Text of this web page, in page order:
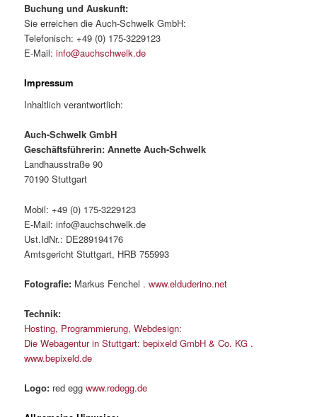
Buchung und Auskunft:
Sie erreichen die Auch-Schwelk GmbH:
Telefonisch: +49 (0) 175-3229123
E-Mail:info@auchschwelk.de
Impressum
Inhaltlich verantwortlich:
Auch-Schwelk GmbH
Geschäftsführerin: Annette Auch-Schwelk
Landhausstraße 90
70190 Stuttgart
Mobil: +49 (0) 175-3229123
E-Mail: info@auchschwelk.de
Ust.IdNr.: DE289194176
Amtsgericht Stuttgart, HRB755993
Fotografie: Markus Fenchel .www.elduderino.net
Technik:
Hosting, Programmierung, Webdesign:
Die Webagentur in Stuttgart: bepixeld GmbH & Co. KG .
www.bepixeld.de
Logo: red eggwww.redegg.de